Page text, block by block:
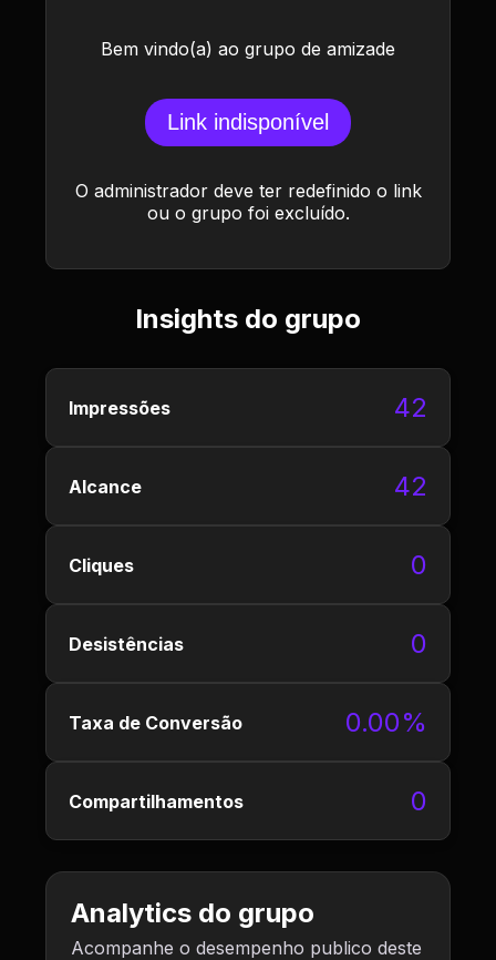
Bem vindo(a) ao grupo de amizade
Link indisponível
O administrador deve ter redefinido o link
ou o grupo foi excluído.
Insights do grupo
Impressões 42
Alcance 42
Cliques 0
Desistências 0
Taxa de Conversão 0.00%
Compartilhamentos 0
Analytics do grupo
Acompanhe o desempenho publico deste